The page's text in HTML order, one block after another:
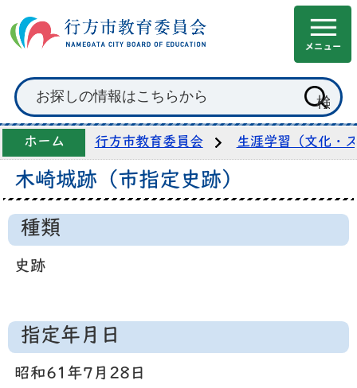
ホーム 行方市教育委員会 生涯学習（文化・
木崎城跡（市指定史跡）
種類
史跡
指定年月日
昭和61年7月28日